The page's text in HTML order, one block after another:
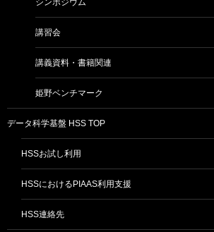
講習会
講義資料・書籍関連
姫野ベンチマーク
データ科学基盤 HSS TOP
HSSお試し利用
HSSにおけるPIAAS利用支援
HSS連絡先